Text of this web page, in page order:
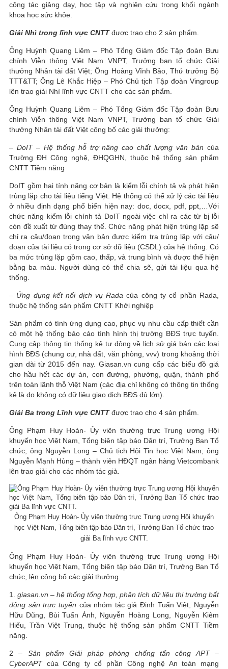
công tác giảng dạy, học tập và nghiên cứu trong khối ngành
khoa học sức khỏe.
Giải Nhì trong lĩnh vực CNTTđược trao cho 2 sản phẩm.
Ông Huỳnh Quang Liêm – Phó Tổng Giám đốc Tập đoàn Bưu
chính Viễn thông Việt Nam VNPT, Trưởng ban tổ chức Giải
thưởng Nhân tài đất Việt; Ông Hoàng Vĩnh Bảo, Thứ trưởng Bộ
TTT&TT; Ông Lê Khắc Hiệp – Phó Chủ tịch Tập đoàn Vingroup
lên trao giải Nhì lĩnh vực CNTT cho các sản phẩm.
Ông Huỳnh Quang Liêm – Phó Tổng Giám đốc Tập đoàn Bưu
chính Viễn thông Việt Nam VNPT, Trưởng ban tổ chức Giải
thưởng Nhân tài đất Việt công bố các giải thưởng:
– DoIT – Hệ thống hỗ trợ nâng cao chất lượng văn bản của
Trường ĐH Công nghệ, ĐHQGHN, thuộc hệ thống sản phẩm
CNTT Tiềm năng
DoIT gồm hai tính năng cơ bản là kiểm lỗi chính tả và phát hiện
trùng lặp cho tài liệu tiếng Việt. Hệ thống có thể xử lý các tài liệu
ở nhiều định dạng phổ biến hiện nay: doc, docx, pdf, ppt,…Với
chức năng kiểm lỗi chính tả DoIT ngoài việc chỉ ra các từ bị lỗi
còn đề xuất từ đúng thay thế. Chức năng phát hiện trùng lặp sẽ
chỉ ra câu/đoạn trong văn bản được kiểm tra trùng lặp với câu/
đoạn của tài liệu có trong cơ sở dữ liệu (CSDL) của hệ thống. Có
ba mức trùng lặp gồm cao, thấp, và trung bình và được thể hiện
bằng ba màu. Người dùng có thể chia sẽ, gửi tài liệu qua hệ
thống.
– Ứng dụng kết nối dịch vụ Rada của công ty cổ phần Rada,
thuộc hệ thống sản phẩm CNTT Khởi nghiệp
Sản phẩm có tính ứng dụng cao, phục vụ nhu cầu cấp thiết cần
có một hệ thống báo cáo tình hình thị trường BĐS trực tuyến.
Cung câp thông tin thống kê tự động về lịch sử giá bán các loại
hình BĐS (chung cư, nhà đất, văn phòng, vvv) trong khoảng thời
gian dài từ 2015 đến nay. Giasan.vn cung cấp các biểu đồ giá
cho hầu hết các dự án, con đường, phường, quận, thành phố
trên toàn lãnh thỗ Việt Nam (các địa chỉ không có thông tin thống
kê là do không có dữ liệu giao dịch BĐS đủ lớn).
Giải Ba trong Lĩnh vực CNTTđược trao cho 4 sản phẩm.
Ông Phạm Huy Hoàn- Ủy viên thường trực Trung ương Hội
khuyến học Việt Nam, Tổng biên tập báo Dân trí, Trưởng Ban Tổ
chức; ông Nguyễn Long – Chủ tịch Hội Tin học Việt Nam; ông
Nguyễn Mạnh Hùng – thành viên HĐQT ngân hàng Vietcombank
lên trao giải cho các nhóm tác giả.
Ông Phạm Huy Hoàn- Ủy viên thường trực Trung ương Hội khuyến
học Việt Nam, Tổng biên tập báo Dân trí, Trưởng Ban Tổ chức trao
giải Ba lĩnh vực CNTT.
Ông Phạm Huy Hoàn- Ủy viên thường trực Trung ương Hội
khuyến học Việt Nam, Tổng biên tập báo Dân trí, Trưởng Ban Tổ
chức, lên công bố các giải thưởng.
1. giasan.vn – hệ thống tổng hợp, phân tích dữ liệu thị trường bất
động sản trực tuyến của nhóm tác giả Đinh Tuấn Việt, Nguyễn
Hữu Dũng, Bùi Tuấn Ánh, Nguyễn Hoàng Long, Nguyễn Kiêm
Hiếu, Trần Việt Trung, thuộc hệ thống sản phẩm CNTT Tiềm
năng.
2 – Sản phẩm Giải pháp phòng chống tấn công APT –
CyberAPTcủa Công ty cổ phần Công nghệ An toàn mạng